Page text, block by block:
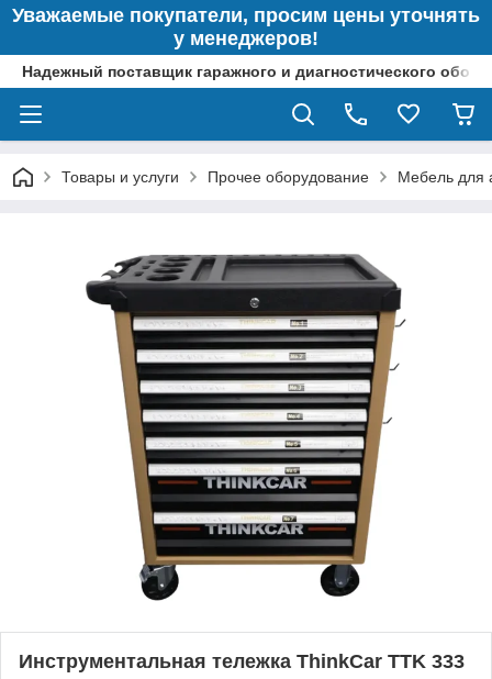
Уважаемые покупатели, просим цены уточнять
у менеджеров!
Надежный поставщик гаражного и диагностического
Товары и услуги Прочее оборудование Мебель для
Инструментальная тележка ThinkCar TTK 333